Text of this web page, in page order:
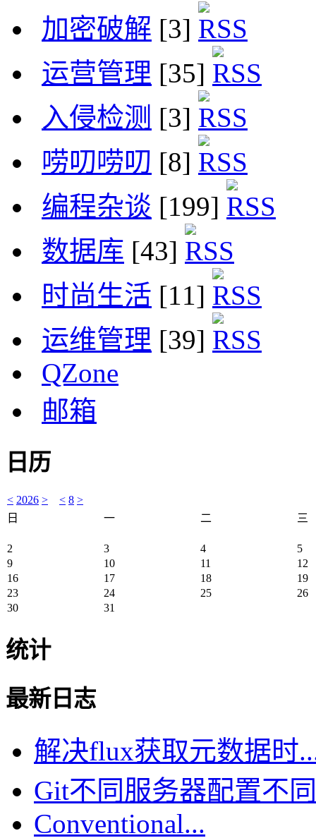
加密破解 [3]
运营管理 [35]
入侵检测 [3]
唠叨唠叨 [8]
编程杂谈 [199]
数据库 [43]
时尚生活 [11]
运维管理 [39]
QZone
邮箱
日历
< 2026 > < 8 >
日
一 二 三
2 3 4
5
9
10 11
12
16
17 18
19
23
24 25
26
30
31
统计
最新日志
解决flux获取元数据时
Git不同服务器配置不
Conventional...